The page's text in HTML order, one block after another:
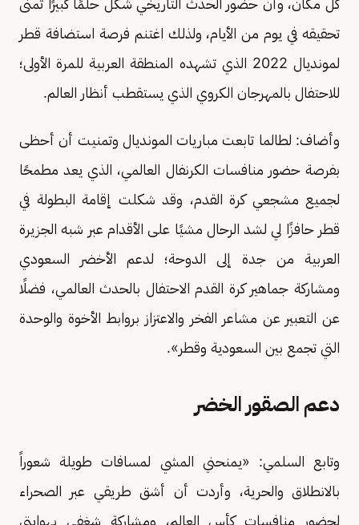
كل مكان، وأن حضور الحدث التاريخي شكل حلمًا كبيرًا تمنى
تحقيقه في يوم من الأيام، ولذلك اغتنم فرصة استضافة قطر
لمونديال 2022 الذي تشهده المنطقة العربية للمرة الأولى؛
للاحتفال بالمهرجان الكروي الذي يستقطب أنظار العالم.
وأضاف: لطالما تابعت مباريات المونديال وتمنيت أن أحظى
بفرصة حضور منافسات الكرنفال العالمي، الذي يعد مطمحًا
لجميع مشجعي كرة القدم، وقد شكلت إقامة البطولة في
قطر حافزًا لي لشد الرحال مشيًا على الأقدام عبر شبه الجزيرة
العربية من جدة إلى الدوحة؛ لدعم الأخضر السعودي
ومشاركة جماهير كرة القدم الاحتفال بالحدث العالمي، فضلًا
عن التعبير عن مشاعر الفخر والاعتزاز بروابط الأخوة والوحدة
التي تجمع بين السعودية وقطر».
دعم الصقور الخضر
وتابع السلمي: «يمنحني المشي لمسافات طويلة شعوراً
بالانطلاق والحرية، وأردت أن أشق طريقي عبر الصحراء
لحضور منافسات كأس العالم، ومشاركة شغفي بهوايتي